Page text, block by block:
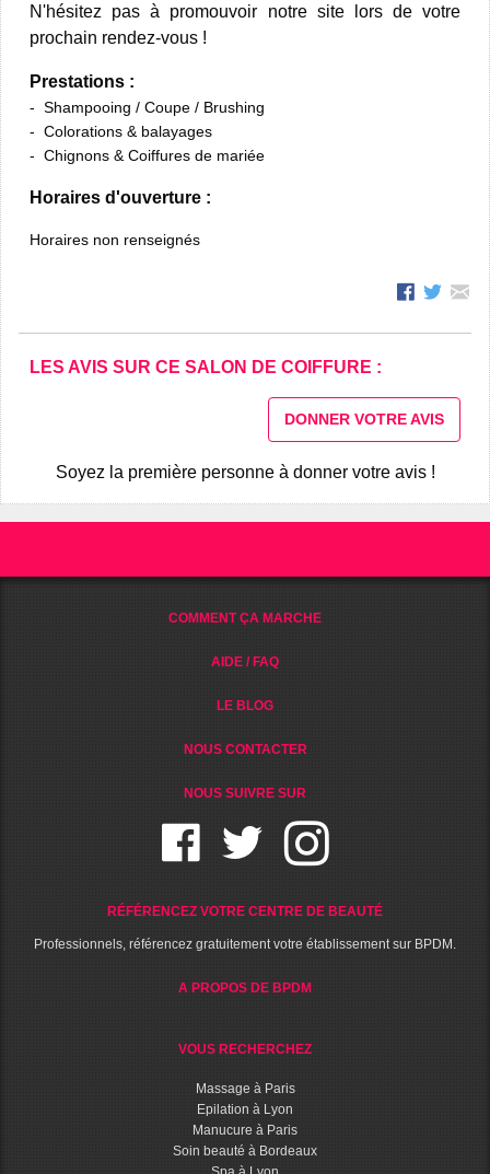
N'hésitez pas à promouvoir notre site lors de votre
prochain rendez-vous !
Prestations :
Shampooing / Coupe / Brushing
Colorations & balayages
Chignons & Coiffures de mariée
Horaires d'ouverture :
Horaires non renseignés
LES AVIS SUR CE SALON DE COIFFURE :
DONNER VOTRE AVIS
Soyez la première personne à donner votre avis !
COMMENT ÇA MARCHE
AIDE / FAQ
LE BLOG
NOUS CONTACTER
NOUS SUIVRE SUR
RÉFÉRENCEZ VOTRE CENTRE DE BEAUTÉ
Professionnels, référencez gratuitement votre établissement sur BPDM.
A PROPOS DE BPDM
VOUS RECHERCHEZ
Massage à Paris
Epilation à Lyon
Manucure à Paris
Soin beauté à Bordeaux